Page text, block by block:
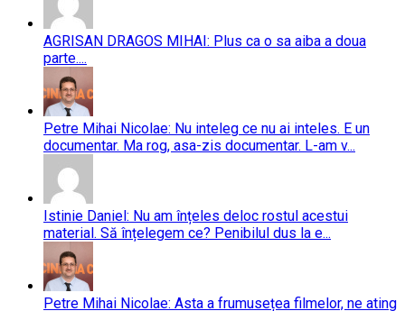
AGRISAN DRAGOS MIHAI: Plus ca o sa aiba a doua
parte....
Petre Mihai Nicolae: Nu inteleg ce nu ai inteles. E un
documentar. Ma rog, asa-zis documentar. L-am v...
Istinie Daniel: Nu am înțeles deloc rostul acestui
material. Să înțelegem ce? Penibilul dus la e...
Petre Mihai Nicolae: Asta a frumusețea filmelor, ne ating